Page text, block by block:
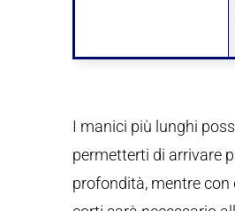
I manici più lunghi
permetterti di arrivare
profondità, mentre con